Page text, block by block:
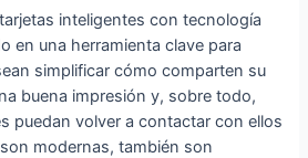
inteligentes con tecnología
en una herramienta clave para
simplificar cómo comparten su
buena impresión y, sobre todo,
puedan volver a contactar con ellos
modernas, también son